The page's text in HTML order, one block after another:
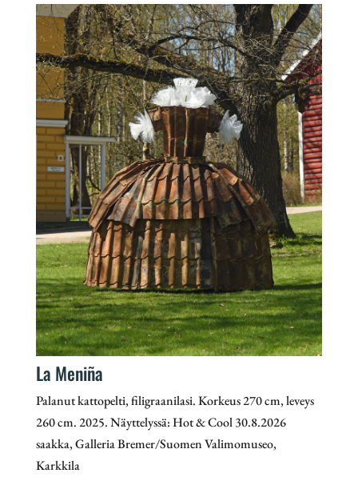
La Meniña
Palanut kattopelti, filigraanilasi. Korkeus 270 cm, leveys
260 cm. 2025. Näyttelyssä: Hot & Cool 30.8.2026
saakka, Galleria Bremer/Suomen Valimomuseo,
Karkkila